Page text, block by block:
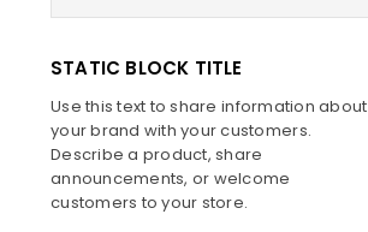
STATIC BLOCK TITLE
Use this text to share information about
your brand with your customers.
Describe a product, share
announcements, or welcome
customers to your store.